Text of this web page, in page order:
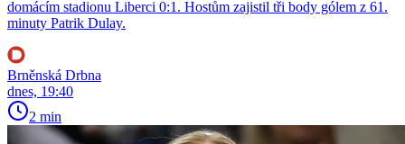
domácím stadionu Liberci 0:1. Hostům zajistil tři body gólem z 61.
minuty Patrik Dulay.
Brněnská Drbna
dnes, 19:40
2 min